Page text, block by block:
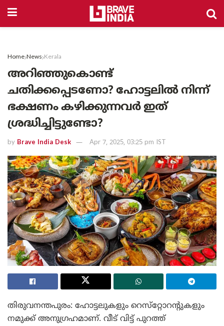
Home News Kerala
അറിഞ്ഞുകൊണ്ട്
ചതിക്കപ്പെടണോ? ഹോട്ടലിൽ നിന്ന്
ഭക്ഷണം കഴിക്കുന്നവർ ഇത്
ശ്രദ്ധിച്ചിട്ടുണ്ടോ?
by Brave India Desk Apr 7, 2025, 03:25 pm IST
തിരുവനന്തപുരം: ഹോട്ടലുകളും റെസ്‌റ്റോറന്റുകളും
നമുക്ക് അനുഗ്രഹമാണ്. വീട് വിട്ട് പുറത്ത്